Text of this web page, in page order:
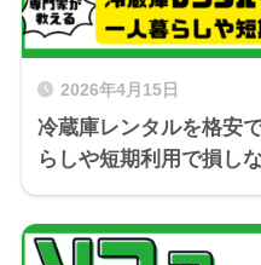
2026年4月15日
冷蔵庫レンタルを格安
らしや短期利用で損し